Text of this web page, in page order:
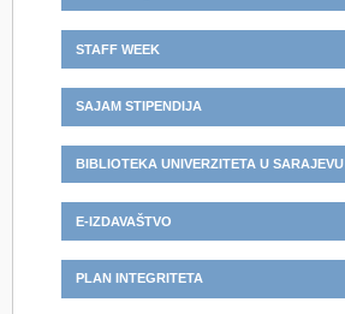
STAFF WEEK
SAJAM STIPENDIJA
BIBLIOTEKA UNIVERZITETA U SARAJEVU
E-IZDAVAŠTVO
PLAN INTEGRITETA